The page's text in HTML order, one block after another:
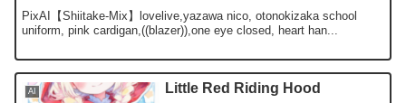
PixAI【Shiitake-Mix】lovelive,yazawa nico, otonokizaka school
uniform, pink cardigan,((blazer)),one eye closed, heart han...
AI Little Red Riding Hood